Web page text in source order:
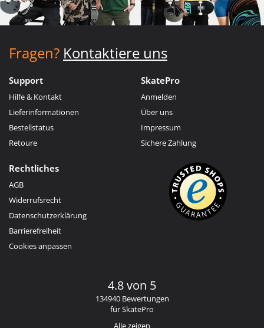
Fragen? Kontaktiere uns
Support
Hilfe & Kontakt
Lieferinformationen
Bestellstatus
Retoure
SkatePro
Anmelden
Über uns
Impressum
Sichere Zahlung
Rechtliches
AGB
Widerrufsrecht
Datenschutzerklärung
Barrierefreiheit
Cookies anpassen
4.8 von 5
134940 Bewertungen
für SkatePro
Alle zeigen